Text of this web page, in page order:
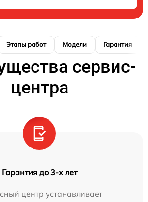
Этапы работ Модели Гарантия
сервис-
центра
Гарантия до 3-х лет
центр устанавливает